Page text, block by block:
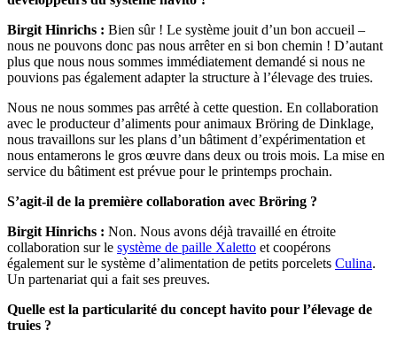
Birgit Hinrichs : Bien sûr ! Le système jouit d’un bon accueil –
nous ne pouvons donc pas nous arrêter en si bon chemin ! D’autant
plus que nous nous sommes immédiatement demandé si nous ne
pouvions pas également adapter la structure à l’élevage des truies.
Nous ne nous sommes pas arrêté à cette question. En collaboration
avec le producteur d’aliments pour animaux Bröring de Dinklage,
nous travaillons sur les plans d’un bâtiment d’expérimentation et
nous entamerons le gros œuvre dans deux ou trois mois. La mise en
service du bâtiment est prévue pour le printemps prochain.
S’agit-il de la première collaboration avec Bröring ?
Birgit Hinrichs : Non. Nous avons déjà travaillé en étroite
collaboration sur le système de paille Xaletto et coopérons
également sur le système d’alimentation de petits porcelets Culina.
Un partenariat qui a fait ses preuves.
Quelle est la particularité du concept havito pour l’élevage de
truies ?